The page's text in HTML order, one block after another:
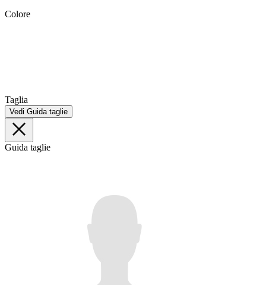
Colore
Taglia
Vedi Guida taglie
Guida taglie